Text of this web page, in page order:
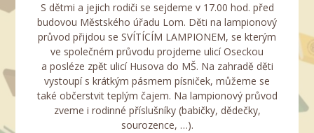
S dětmi a jejich rodiči se sejdeme v 17.00 hod. před
budovou Městského úřadu Lom. Děti na lampionový
průvod přijdou se SVÍTÍCÍM LAMPIONEM, se kterým
ve společném průvodu projdeme ulicí Oseckou
a posléze zpět ulicí Husova do MŠ. Na zahradě děti
vystoupí s krátkým pásmem písniček, můžeme se
také občerstvit teplým čajem. Na lampionový průvod
zveme i rodinné příslušníky (babičky, dědečky,
sourozence, …).